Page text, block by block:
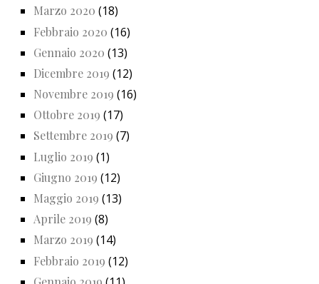
Marzo 2020 (18)
Febbraio 2020 (16)
Gennaio 2020 (13)
Dicembre 2019 (12)
Novembre 2019 (16)
Ottobre 2019 (17)
Settembre 2019 (7)
Luglio 2019 (1)
Giugno 2019 (12)
Maggio 2019 (13)
Aprile 2019 (8)
Marzo 2019 (14)
Febbraio 2019 (12)